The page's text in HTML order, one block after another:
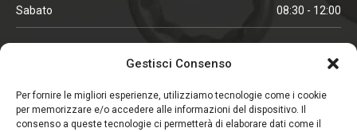
Gestisci Consenso
Per fornire le migliori esperienze, utilizziamo tecnologie come i cookie
per memorizzare e/o accedere alle informazioni del dispositivo. Il
consenso a queste tecnologie ci permetterà di elaborare dati come il
Sabato 08:30 - 12:00
ORARI IN ALTA STAGIONE
Lunedì - Venerdì 08:00 - 12:00 / 13:30 -18:00